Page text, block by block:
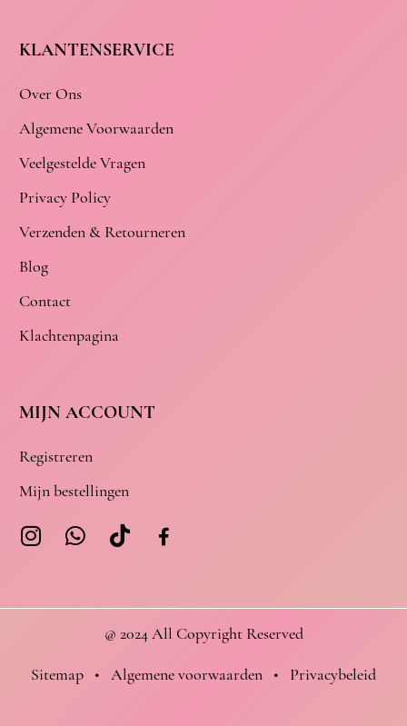
KLANTENSERVICE
Over Ons
Algemene Voorwaarden
Veelgestelde Vragen
Privacy Policy
Verzenden & Retourneren
Blog
Contact
Klachtenpagina
MIJN ACCOUNT
Registreren
Mijn bestellingen
@ 2024 All Copyright Reserved
Sitemap • Algemene voorwaarden • Privacybeleid